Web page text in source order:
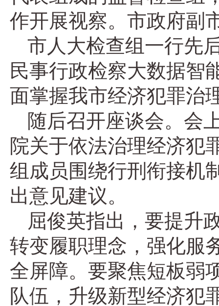
作开展视察。市政府副
市人大检查组一行先
民事行政检察大数据智
面掌握我市经济犯罪治
随后召开座谈会。会
院关于依法治理经济犯
组成员围绕行刑衔接机
出意见建议。
屈俊英指出，要提升
转变履职理念，强化服
全屏障。要聚焦短板弱
队伍，升级新型经济犯